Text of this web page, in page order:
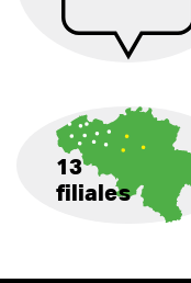
13
filiales